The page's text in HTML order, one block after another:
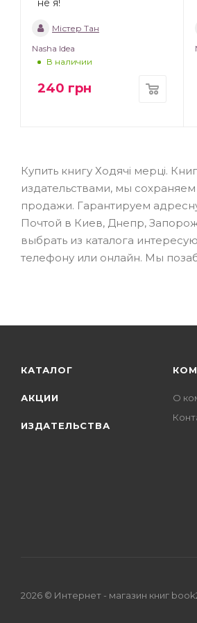
Містер Тан
Nasha Idea
В наличии
240 грн
Купить книгу Ходячі мерці.
издательствами, мы
продажи. Гарантируем
Почтой в Киев, Днепр,
выбрать из каталога
телефону или онлайн. Мы
КАТАЛОГ
АКЦИИ
ИЗДАТЕЛЬСТВА
О
2026 © Интернет - магазин книг